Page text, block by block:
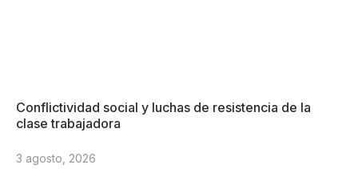
Conflictividad social y luchas de resistencia de la
clase trabajadora
3 agosto, 2026